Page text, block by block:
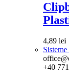
4,89 lei
+40